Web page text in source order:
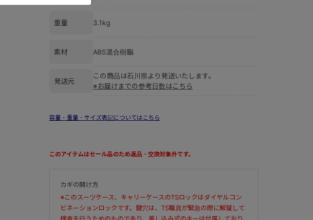
発送元
この商品は石川県より発送いたします。
※お届けまでの参考日数はこちら
重量 3.1kg
素材 ABS混合樹脂
容量・重量・サイズ表記についてはこちら
カギの開け方
※このスーツケース、キャリーケースのTSロックはダイヤルコン
ビネーションロックです。鍵穴は、TS職員が緊急の際に解錠して
検査を行うためのものであり、差し込み式のキーは付属しており
このアイテムはセール品のため返品・交換対象外です。